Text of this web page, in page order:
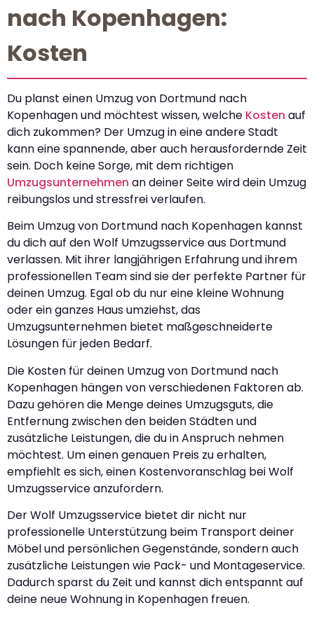
nach Kopenhagen:
Kosten
Du planst einen Umzug von Dortmund nach
Kopenhagen und möchtest wissen, welche Kosten auf
dich zukommen? Der Umzug in eine andere Stadt
kann eine spannende, aber auch herausfordernde Zeit
sein. Doch keine Sorge, mit dem richtigen
Umzugsunternehmen an deiner Seite wird dein Umzug
reibungslos und stressfrei verlaufen.
Beim Umzug von Dortmund nach Kopenhagen kannst
du dich auf den Wolf Umzugsservice aus Dortmund
verlassen. Mit ihrer langjährigen Erfahrung und ihrem
professionellen Team sind sie der perfekte Partner für
deinen Umzug. Egal ob du nur eine kleine Wohnung
oder ein ganzes Haus umziehst, das
Umzugsunternehmen bietet maßgeschneiderte
Lösungen für jeden Bedarf.
Die Kosten für deinen Umzug von Dortmund nach
Kopenhagen hängen von verschiedenen Faktoren ab.
Dazu gehören die Menge deines Umzugsguts, die
Entfernung zwischen den beiden Städten und
zusätzliche Leistungen, die du in Anspruch nehmen
möchtest. Um einen genauen Preis zu erhalten,
empfiehlt es sich, einen Kostenvoranschlag bei Wolf
Umzugsservice anzufordern.
Der Wolf Umzugsservice bietet dir nicht nur
professionelle Unterstützung beim Transport deiner
Möbel und persönlichen Gegenstände, sondern auch
zusätzliche Leistungen wie Pack- und Montageservice.
Dadurch sparst du Zeit und kannst dich entspannt auf
deine neue Wohnung in Kopenhagen freuen.